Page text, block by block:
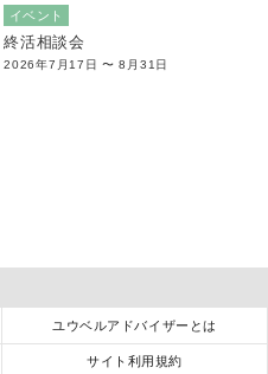
イベント
終活相談会
2026年7月17日 〜 8月31日
ユウベルアドバイザーとは
サイト利用規約